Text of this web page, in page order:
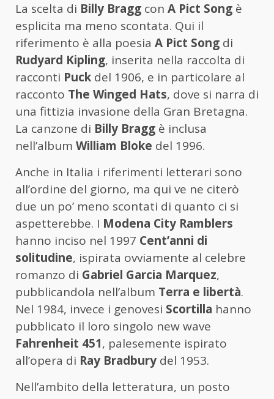
La scelta di Billy Bragg con A Pict Song è
esplicita ma meno scontata. Qui il
riferimento è alla poesia A Pict Song di
Rudyard Kipling, inserita nella raccolta di
racconti Puck del 1906, e in particolare al
racconto The Winged Hats, dove si narra di
una fittizia invasione della Gran Bretagna.
La canzone di Billy Bragg è inclusa
nell’album William Bloke del 1996.
Anche in Italia i riferimenti letterari sono
all’ordine del giorno, ma qui ve ne citerò
due un po’ meno scontati di quanto ci si
aspetterebbe. I Modena City Ramblers
hanno inciso nel 1997 Cent’anni di
solitudine, ispirata ovviamente al celebre
romanzo di Gabriel Garcia Marquez,
pubblicandola nell’album Terra e libertà.
Nel 1984, invece i genovesi Scortilla hanno
pubblicato il loro singolo new wave
Fahrenheit 451, palesemente ispirato
all’opera di Ray Bradbury del 1953.
Nell’ambito della letteratura, un posto